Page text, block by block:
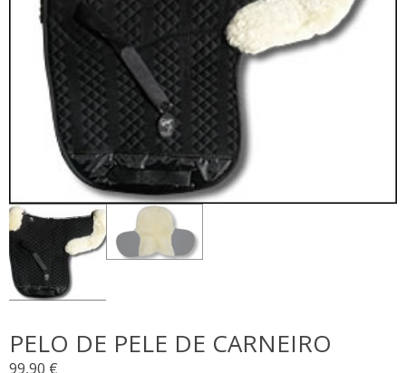
PELO DE PELE DE CARNEIRO
99,90 €